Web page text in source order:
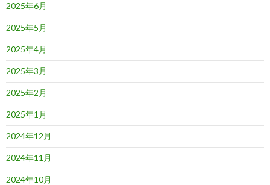
2025年6月
2025年5月
2025年4月
2025年3月
2025年2月
2025年1月
2024年12月
2024年11月
2024年10月